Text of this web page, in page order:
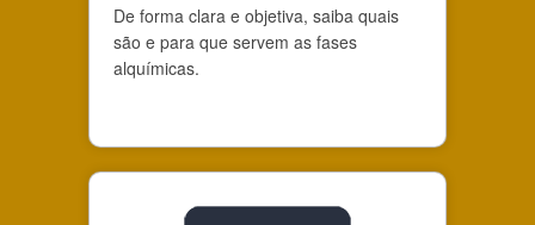
De forma clara e objetiva, saiba quais
são e para que servem as fases
alquímicas.